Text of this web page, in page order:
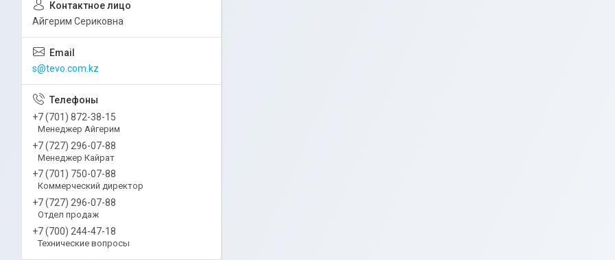
Айгерим Сериковна
s@tevo.com.kz
+7 (701) 872-38-15
Менеджер Айгерим
+7 (727) 296-07-88
Менеджер Кайрат
+7 (701) 750-07-88
Коммерческий директор
+7 (727) 296-07-88
Отдел продаж
+7 (700) 244-47-18
Технические вопросы